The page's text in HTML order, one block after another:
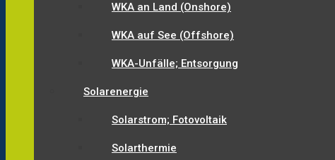
WKA an Land (Onshore)
WKA auf See (Offshore)
WKA-Unfälle; Entsorgung
Solarenergie
Solarstrom; Fotovoltaik
Solarthermie